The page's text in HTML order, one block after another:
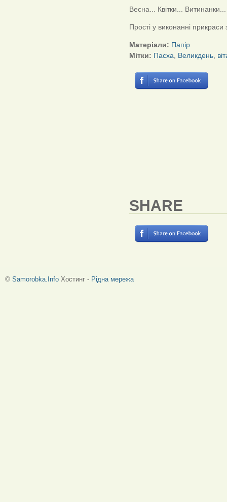
Весна... Квітки... Витинанки...
Прості у виконанні прикраси
Матеріали: Папір
Мітки: Пасха Великдень
SHARE
© Samorobka.Info Хостинг - Рідна мережа